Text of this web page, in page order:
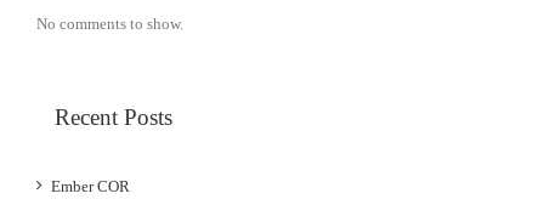
No comments to show.
Recent Posts
Ember COR